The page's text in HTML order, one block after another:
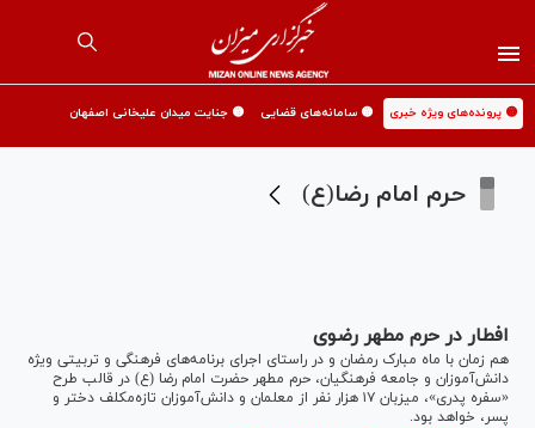
🟡 پرونده‌های ویژه خبری 🟡 سامانه‌های قضایی 🟡 جنایت میدان علیخانی اصفهان
حرم امام رضا(ع)
افطار در حرم مطهر رضوی
هم زمان با ماه مبارک رمضان و در راستای اجرای برنامه‌های فرهنگی و تربیتی ویژه
دانش‌آموزان و جامعه فرهنگیان، حرم مطهر حضرت امام رضا (ع) در قالب طرح
«سفره پدری»، میزبان ۱۷ هزار نفر از معلمان و دانش‌آموزان تازه‌مکلف دختر و
پسر، خواهد بود.